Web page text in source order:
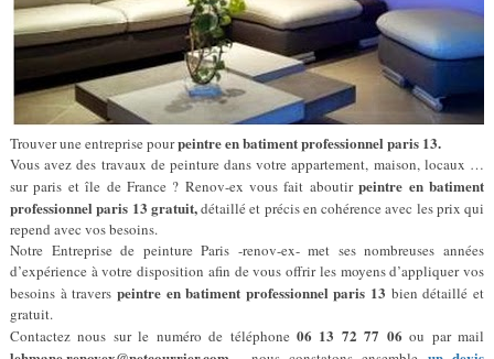
Trouver une entreprise pourpeintre en batiment professionnel paris 13.
Vous avez des travaux de peinture dans votre appartement, maison, locaux …
sur paris et île de France ? Renov-ex vous fait aboutirpeintre en batiment
professionnel paris 13 gratuit,détaillé et précis en cohérence avec les prix qui
repend avec vos besoins.
Notre Entreprise de peinture Paris -renov-ex- met ses nombreuses années
d’expérience à votre disposition afin de vous offrir les moyens d’appliquer vos
besoins à travers peintre en batiment professionnel paris 13 bien détaillé et
gratuit.
Contactez nous sur le numéro de téléphone 06 13 72 77 06ou par mail